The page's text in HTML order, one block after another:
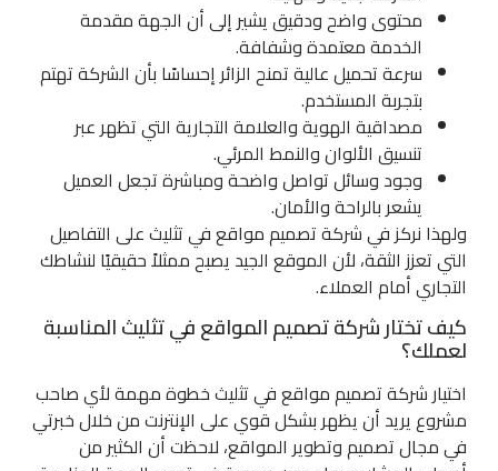
محتوى واضح ودقيق يشير إلى أن الجهة مقدمة
الخدمة معتمدة وشفافة.
سرعة تحميل عالية تمنح الزائر إحساسًا بأن الشركة تهتم
بتجربة المستخدم.
مصداقية الهوية والعلامة التجارية التي تظهر عبر
تنسيق الألوان والنمط المرئي.
وجود وسائل تواصل واضحة ومباشرة تجعل العميل
يشعر بالراحة والأمان.
ولهذا نركز في شركة تصميم مواقع في تثليث على التفاصيل
التي تعزز الثقة، لأن الموقع الجيد يصبح ممثلاً حقيقيًا لنشاطك
التجاري أمام العملاء.
كيف تختار شركة تصميم المواقع في تثليث المناسبة
لعملك؟
اختيار شركة تصميم مواقع في تثليث خطوة مهمة لأي صاحب
مشروع يريد أن يظهر بشكل قوي على الإنترنت من خلال خبرتي
في مجال تصميم وتطوير المواقع، لاحظت أن الكثير من